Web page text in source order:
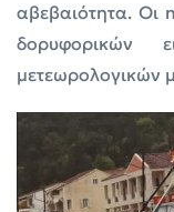
αβεβαιότητα. Οι
δορυφορικών
μετεωρολογικών